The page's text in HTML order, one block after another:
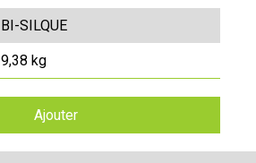
BI-SILQUE
9,38 kg
Ajouter